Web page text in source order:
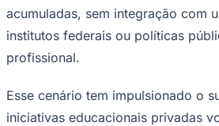
Corinthians
acumuladas, sem integração com
institutos federais ou políticas
profissional.
Esse cenário tem impulsionado o
iniciativas educacionais privadas